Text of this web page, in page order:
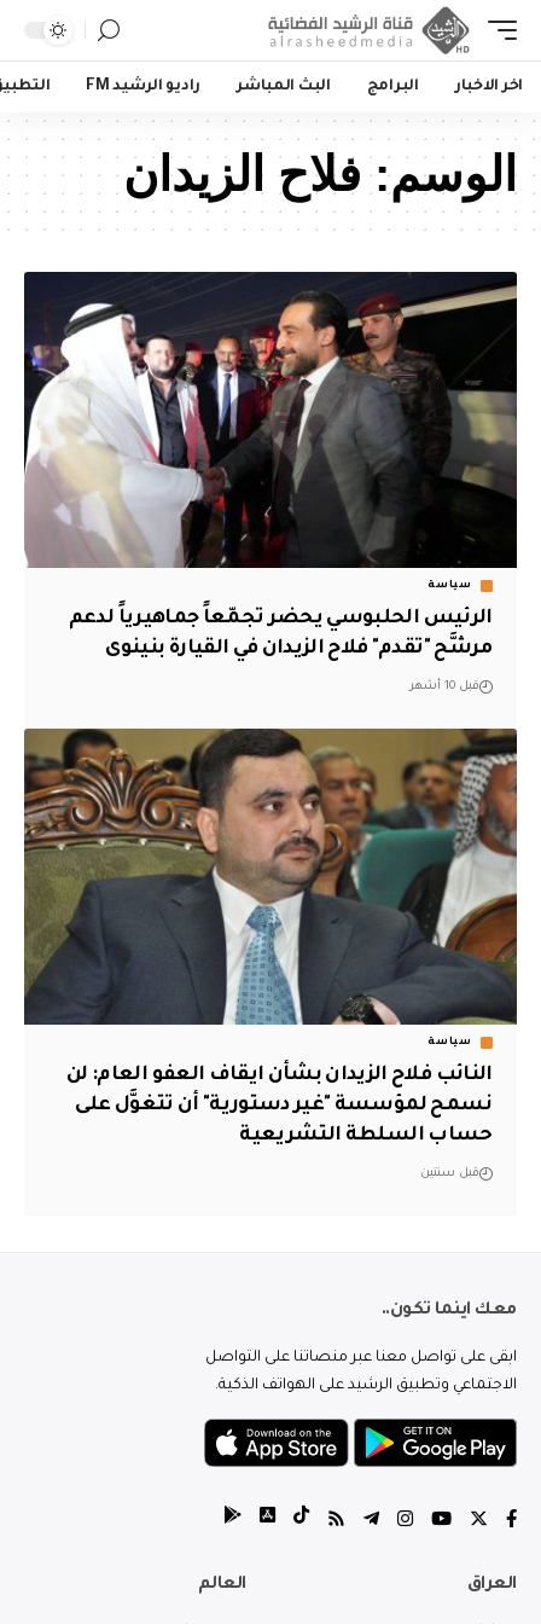
اخر الاخبار البرامج البث المباشر راديو الرشيد FM
الوسم:فلاح الزيدان
سياسة
الرئيس الحلبوسي يحضر تجمّعاً جماهيرياً لدعم
مرشَّح "تقدم" فلاح الزيدان في القيارة بنينوى
قبل 10 أشهر
سياسة
النائب فلاح الزيدان بشأن ايقاف العفو العام: لن
نسمح لمؤسسة "غير دستورية" أن تتغوَّل على
حساب السلطة التشريعية
قبل سنتين
معك اينما تكون..
ابقى على تواصل معنا عبر منصاتنا على التواصل
الاجتماعي وتطبيق الرشيد على الهواتف الذكية.
العراق العالم